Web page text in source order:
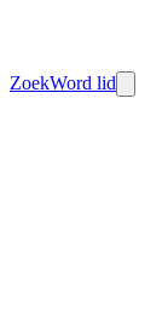
ZoekWord lid